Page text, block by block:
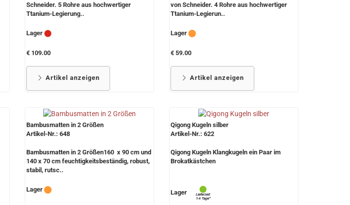
Schneider. 5 Rohre aus hochwertiger
Ttanium-Legierung..
Lager
€ 109.00
Artikel anzeigen
von Schneider. 4 Rohre aus hochwertiger
Ttanium-Legierun..
Lager
€ 59.00
Artikel anzeigen
Bambusmatten in 2 Größen
Artikel-Nr.: 648
Bambusmatten in 2 Größen160 x 90 cm und
140 x 70 cm feuchtigkeitsbeständig, robust,
stabil, rutsc..
Lager
Qigong Kugeln silber
Artikel-Nr.: 622
Qigong Kugeln Klangkugeln ein Paar im
Brokatkästchen
Lager